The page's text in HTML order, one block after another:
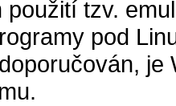
tzv.
pod